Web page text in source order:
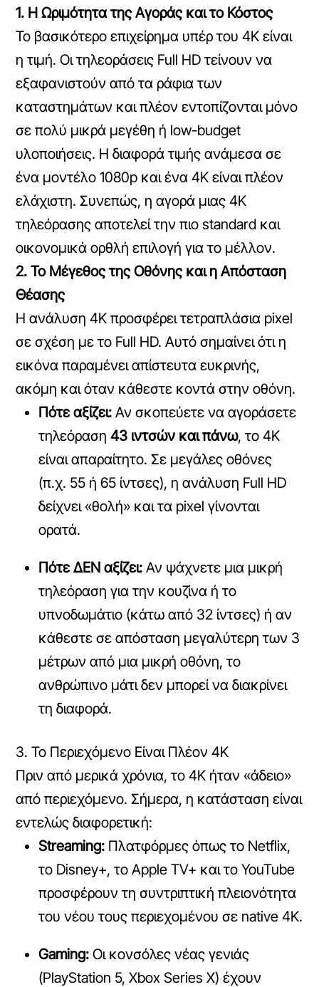
1. Η Ωριμότητα της Αγοράς και το Κόστος
Το βασικότερο επιχείρημα υπέρ του 4K είναι
η τιμή. Οι τηλεοράσεις Full HD τείνουν να
εξαφανιστούν από τα ράφια των
καταστημάτων και πλέον εντοπίζονται μόνο
σε πολύ μικρά μεγέθη ή low-budget
υλοποιήσεις. Η διαφορά τιμής ανάμεσα σε
ένα μοντέλο 1080p και ένα 4K είναι πλέον
ελάχιστη. Συνεπώς, η αγορά μιας 4K
τηλεόρασης αποτελεί την πιο standard και
οικονομικά ορθλή επιλογή για το μέλλον.
2. Το Μέγεθος της Οθόνης και η Απόσταση
Θέασης
Η ανάλυση 4K προσφέρει τετραπλάσια pixel
σε σχέση με το Full HD. Αυτό σημαίνει ότι η
εικόνα παραμένει απίστευτα ευκρινής,
ακόμη και όταν κάθεστε κοντά στην οθόνη.
Πότε αξίζει: Αν σκοπεύετε να αγοράσετε
τηλεόραση43 ιντσών και πάνω, το 4K
είναι απαραίτητο. Σε μεγάλες οθόνες
(π.χ. 55 ή 65 ίντσες), η ανάλυση Full HD
δείχνει «θολή» και τα pixel γίνονται
ορατά.
Πότε ΔΕΝ αξίζει: Αν ψάχνετε μια μικρή
τηλεόραση για την κουζίνα ή το
υπνοδωμάτιο (κάτω από 32 ίντσες) ή αν
κάθεστε σε απόσταση μεγαλύτερη των 3
μέτρων από μια μικρή οθόνη, το
ανθρώπινο μάτι δεν μπορεί να διακρίνει
τη διαφορά.
3. Το Περιεχόμενο Είναι Πλέον 4K
Πριν από μερικά χρόνια, το 4K ήταν «άδειο»
από περιεχόμενο. Σήμερα, η κατάσταση είναι
εντελώς διαφορετική:
Streaming: Πλατφόρμες όπως το Netflix,
το Disney+, το Apple TV+ και το YouTube
προσφέρουν τη συντριπτική πλειονότητα
του νέου τους περιεχομένου σε native 4K.
Gaming: Οι κονσόλες νέας γενιάς
(PlayStation 5, Xbox Series X) έχουν